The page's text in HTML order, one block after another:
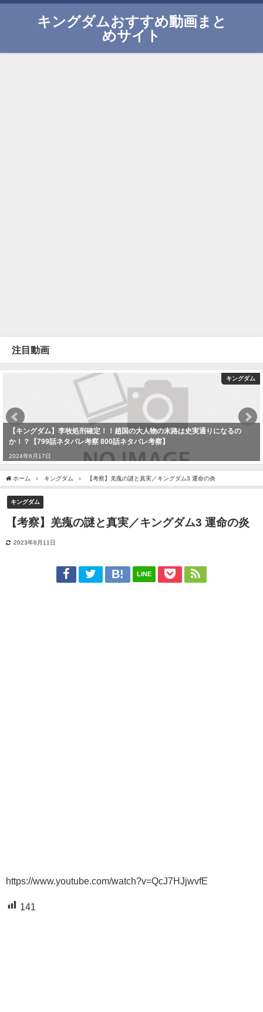
キングダムおすすめ動画まと
めサイト
注目動画
キングダム
【キングダム】李牧処刑確定！！趙国の大人物の末路は史実通りになるの
か！？【799話ネタバレ考察 800話ネタバレ考察】
2024年6月17日
ホーム キングダム 【考察】羌瘣の謎と真実／キングダム3 運命の炎
キングダム
【考察】羌瘣の謎と真実／キングダム3 運命の炎
2023年8月11日
LINE
https://www.youtube.com/watch?v=QcJ7HJjwvfE
141